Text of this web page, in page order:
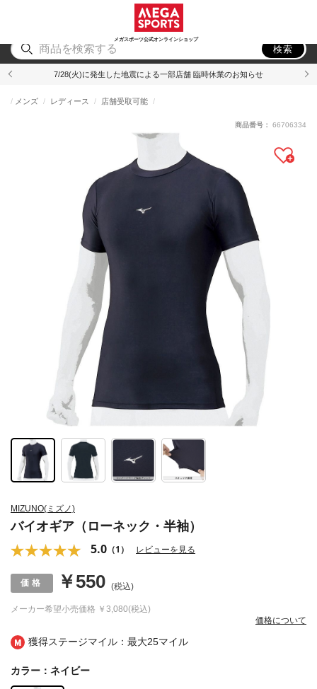
メガスポーツ公式オンラインショップ
アウトドア
検索
7/28(火)に発生した地震による一部店舗 臨時休業のお知らせ
獲得ステージマイル：最大25マイル
MIZUNO(ミズノ)
バイオギア（ローネック・半袖）
5.0 （1） レビューを見る
メンズ レディース 店舗受取可能
メーカー希望小売価格 ￥3,080(税込)
￥550 (税込)
価格について
商品番号： 66706334
カラー：ネイビー